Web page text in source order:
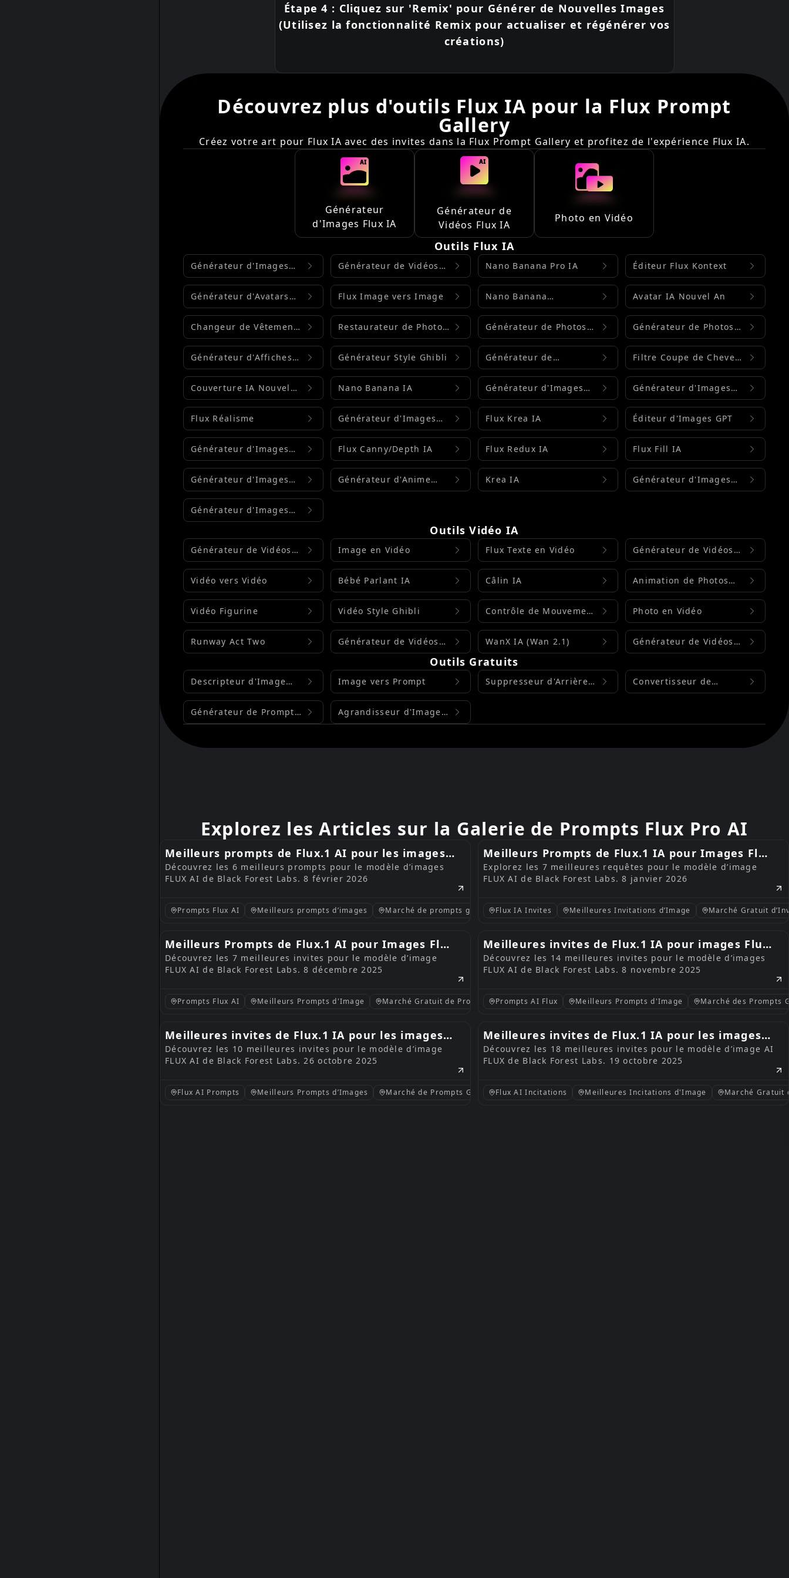
Étape 4 : Cliquez sur 'Remix' pour Générer de Nouvelles Images
(Utilisez la fonctionnalité Remix pour actualiser et régénérer vos
créations)
Découvrez plus d'outils Flux IA pour la Flux Prompt
Gallery
Créez votre art pour Flux IA avec des invites dans la Flux Prompt Gallery et profitez de l'expérience Flux IA.
Générateur
d'Images Flux IA
Générateur de
Vidéos Flux IA
Photo en Vidéo
Outils Flux IA
Générateur d'Images
Flux IA
Générateur de Vidéos
Flux IA
Nano Banana Pro IA Éditeur Flux Kontext
Générateur d'Avatars
Flux IA
Flux Image vers Image
Nano Banana
Inpainting
Avatar IA Nouvel An
Changeur de Vêtements
IA
Restaurateur de Photos
Anciennes
Générateur de Photos
Portrait IA
Générateur de Photos
IA
Générateur d'Affiches
IA
Générateur Style Ghibli
Générateur de
Figurines IA
Filtre Coupe de Cheveux
IA
Couverture IA Nouvel
An Chinois
Nano Banana IA
Générateur d'Images
Seedream 4.0
Générateur d'Images
Seedream 4.5
Flux Réalisme
Générateur d'Images
Qwen
Flux Krea IA Éditeur d'Images GPT
Générateur d'Images
Recraft IA
Flux Canny/Depth IA Flux Redux IA Flux Fill IA
Générateur d'Images
Flux Lora
Générateur d'Anime
Flux IA
Krea IA
Générateur d'Images
Flash Gemini 2.5
Générateur d'Images
Halloween IA
Outils Vidéo IA
Générateur de Vidéos
Flux IA
Image en Vidéo Flux Texte en Vidéo
Générateur de Vidéos
Musicales IA
Vidéo vers Vidéo
Bébé Parlant IA Câlin IA
Animation de Photos
Anciennes
Vidéo Figurine
Vidéo Style Ghibli
Contrôle de Mouvement
Kling
Photo en Vidéo
Runway Act Two
Générateur de Vidéos
Seedance IA
WanX IA (Wan 2.1)
Générateur de Vidéos
IA Higgsfield
Outils Gratuits
Descripteur d'Image
Gratuit
Image vers Prompt
Suppresseur d'Arrière-
plan
Convertisseur de
Format d'Image Flux
Générateur de Prompts
Flux IA
Agrandisseur d'Image
Gratuit
Explorez les Articles sur la Galerie de Prompts Flux Pro AI
Meilleurs prompts de Flux.1 AI pour les images
Flux — 8 février 2026
Découvrez les 6 meilleurs prompts pour le modèle d’images
FLUX AI de Black Forest Labs. 8 février 2026
Prompts Flux AI Meilleurs prompts d’images Marché de prompts gratuit Prompts d’images IA
Meilleurs Prompts de Flux.1 IA pour Images Flux
— 8 janvier 2026
Explorez les 7 meilleures requêtes pour le modèle d’image
FLUX AI de Black Forest Labs. 8 janvier 2026
Flux IA Invites Meilleures Invitations d’Image Marché Gratuit
Meilleurs Prompts de Flux.1 AI pour Images Flux
— 8 décembre 2025
Découvrez les 7 meilleures invites pour le modèle d’image
FLUX AI de Black Forest Labs. 8 décembre 2025
Prompts Flux AI Meilleurs Prompts d'Image Marché Gratuit de Prompts Prompts d'Image IA
Meilleures invites de Flux.1 IA pour images Flux
— 8 novembre 2025
Découvrez les 14 meilleures invites pour le modèle d’images
FLUX AI de Black Forest Labs. 8 novembre 2025
Prompts AI Flux Meilleurs Prompts d'Image Marché des Prompts
Meilleures invites de Flux.1 IA pour les images
Flux — 26 octobre 2025
Découvrez les 10 meilleures invites pour le modèle d’image
FLUX AI de Black Forest Labs. 26 octobre 2025
Flux AI Prompts Meilleurs Prompts d’Images Marché de Prompts Gratuits Prompts d’Images IA
Meilleures invites de Flux.1 IA pour les images
Flux — 19 octobre 2025
Découvrez les 18 meilleures invites pour le modèle d’image AI
FLUX de Black Forest Labs. 19 octobre 2025
Flux AI Incitations Meilleures Incitations d'Image Marché Gratuit